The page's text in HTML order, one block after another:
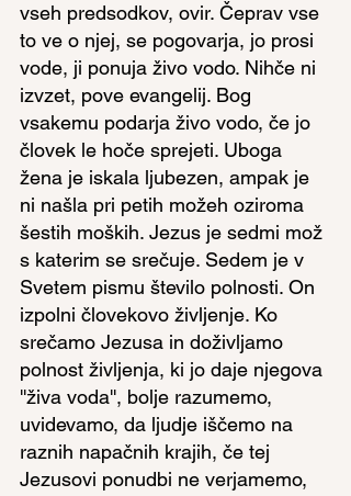
vseh predsodkov, ovir. Čeprav vse
to ve o njej, se pogovarja, jo prosi
vode, ji ponuja živo vodo. Nihče ni
izvzet, pove evangelij. Bog
vsakemu podarja živo vodo, če jo
človek le hoče sprejeti. Uboga
žena je iskala ljubezen, ampak je
ni našla pri petih možeh oziroma
šestih moških. Jezus je sedmi mož
s katerim se srečuje. Sedem je v
Svetem pismu število polnosti. On
izpolni človekovo življenje. Ko
srečamo Jezusa in doživljamo
polnost življenja, ki jo daje njegova
''živa voda'', bolje razumemo,
uvidevamo, da ljudje iščemo na
raznih napačnih krajih, če tej
Jezusovi ponudbi ne verjamemo,